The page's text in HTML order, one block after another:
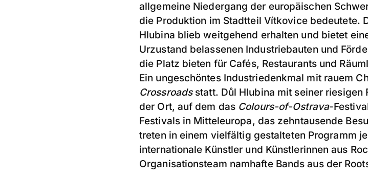
allgemeine Niedergang der europäischen
die Produktion im Stadtteil Vítkovice bedeutete.
Hlubina blieb weitgehend erhalten und bietet
Urzustand belassenen Industriebauten und
die Platz bieten für Cafés, Restaurants und
Ein ungeschöntes Industriedenkmal mit rauem
Crossroadsstatt. Důl Hlubina mit seiner riesigen
der Ort, auf dem das Colours-of-Ostrava-
Festivals in Mitteleuropa, das zehntausende
treten in einem vielfältig gestalteten Programm
internationale Künstler und Künstlerinnen aus
Organisationsteam namhafte Bands aus der